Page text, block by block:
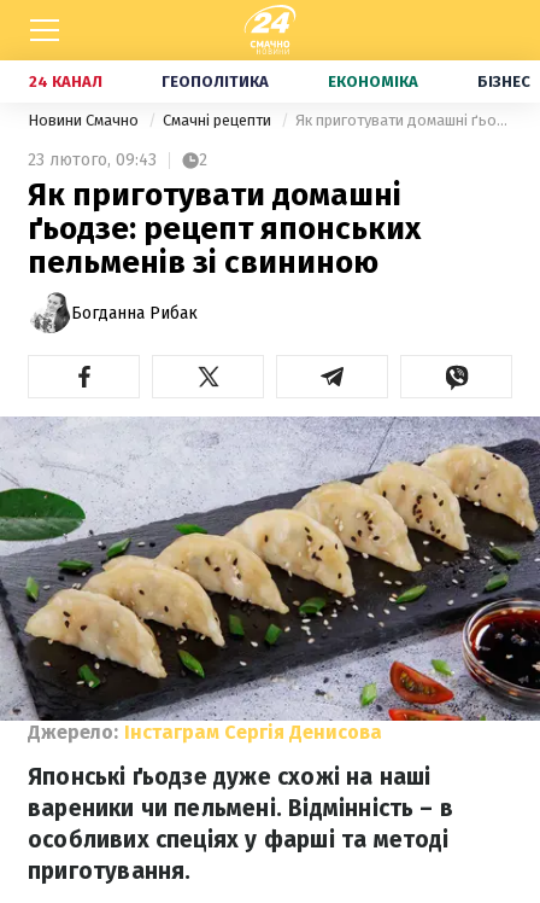
24 КАНАЛ ГЕОПОЛІТИКА ЕКОНОМІКА БІЗНЕС
Новини Смачно Смачні рецепти Як приготувати домашні ґьодзе: рецепт японських пельменів зі свининою
23 лютого, 09:43 2
Як приготувати домашні
ґьодзе: рецепт японських
пельменів зі свининою
Богданна Рибак
Джерело: Інстаграм Сергія Денисова
Японські ґьодзе дуже схожі на наші
вареники чи пельмені. Відмінність – в
особливих спеціях у фарші та методі
приготування.